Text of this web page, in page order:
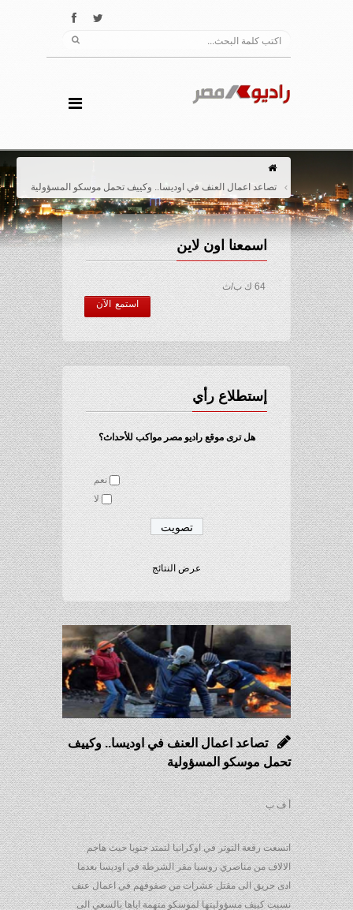
تصاعد اعمال العنف في اوديسا.. وكييف تحمل موسكو المسؤولية
اسمعنا اون لاين
64 ك ب/ث
استمع الآن
إستطلاع رأي
هل ترى موقع راديو مصر مواكب للأحداث؟
نعم
لا
عرض النتائج
تصاعد اعمال العنف في اوديسا.. وكييف
تحمل موسكو المسؤولية
أ ف ب
اتسعت رقعة التوتر في اوكرانيا لتمتد جنوبا حيث هاجم
الالاف من مناصري روسيا مقر الشرطة في اوديسا بعدما
ادى حريق الى مقتل عشرات من صفوفهم في اعمال عنف
نسبت كييف مسؤوليتها لموسكو متهمة اياها بالسعي الى